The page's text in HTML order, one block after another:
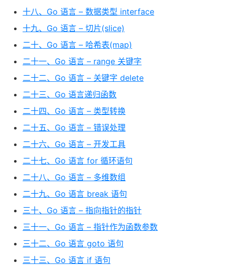
十八、Go 语言 – 数据类型 interface
十九、Go 语言 – 切片(slice)
二十、Go 语言 – 哈希表(map)
二十一、Go 语言 – range 关键字
二十二、Go 语言 – 关键字 delete
二十三、Go 语言递归函数
二十四、Go 语言 – 类型转换
二十五、Go 语言 – 错误处理
二十六、Go 语言 – 开发工具
二十七、Go 语言 for 循环语句
二十八、Go 语言 – 多维数组
二十九、Go 语言 break 语句
三十、Go 语言 – 指向指针的指针
三十一、Go 语言 – 指针作为函数参数
三十二、Go 语言 goto 语句
三十三、Go 语言 if 语句